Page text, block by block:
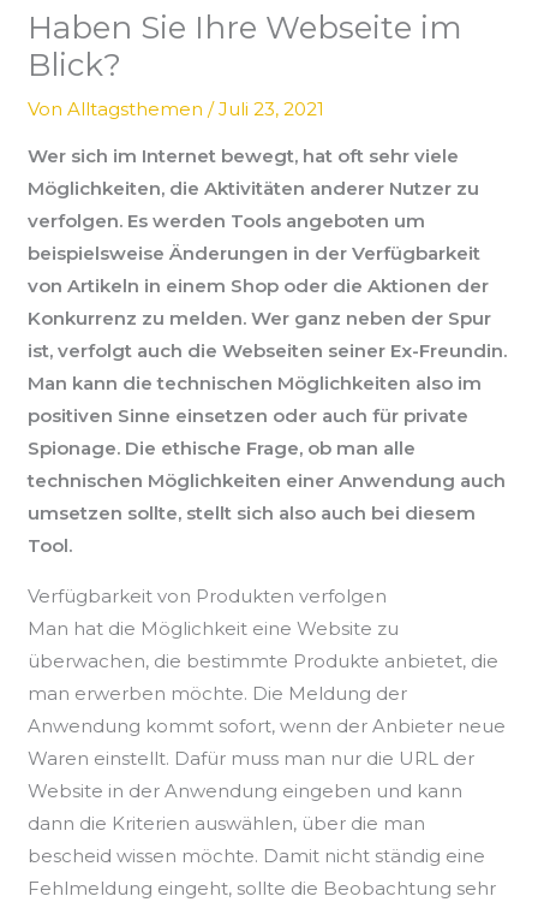
Haben Sie Ihre Webseite im
Blick?
VonAlltagsthemen/Juli 23, 2021
Wer sich im Internet bewegt, hat oft sehr viele
Möglichkeiten, die Aktivitäten anderer Nutzer zu
verfolgen. Es werden Tools angeboten um
beispielsweise Änderungen in der Verfügbarkeit
von Artikeln in einem Shop oder die Aktionen der
Konkurrenz zu melden. Wer ganz neben der Spur
ist, verfolgt auch die Webseiten seiner Ex-Freundin.
Man kann die technischen Möglichkeiten also im
positiven Sinne einsetzen oder auch für private
Spionage. Die ethische Frage, ob man alle
technischen Möglichkeiten einer Anwendung auch
umsetzen sollte, stellt sich also auch bei diesem
Tool.
Verfügbarkeit von Produkten verfolgen
Man hat die Möglichkeit eine Website zu
überwachen, die bestimmte Produkte anbietet, die
man erwerben möchte. Die Meldung der
Anwendung kommt sofort, wenn der Anbieter neue
Waren einstellt. Dafür muss man nur die URL der
Website in der Anwendung eingeben und kann
dann die Kriterien auswählen, über die man
bescheid wissen möchte. Damit nicht ständig eine
Fehlmeldung eingeht, sollte die Beobachtung sehr